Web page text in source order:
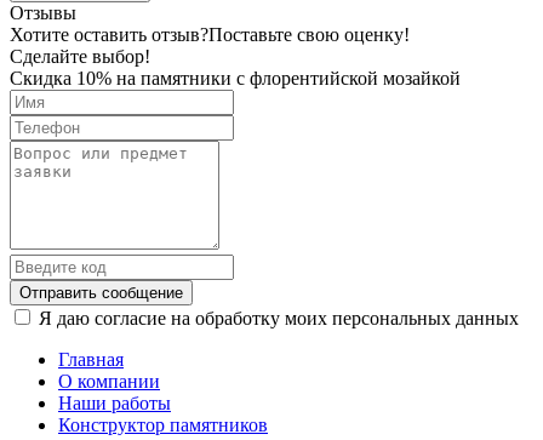
Отзывы
Хотите оставить отзыв?Поставьте свою оценку!
Сделайте выбор!
Скидка 10% на памятники с флорентийской мозайкой
Отправить сообщение
Я даю согласие на обработку моих персональных данных
Главная
О компании
Наши работы
Конструктор памятников